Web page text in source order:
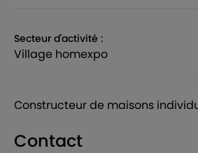
Secteur d'activité :
village homexpo
Constructeur de maisons
Contact